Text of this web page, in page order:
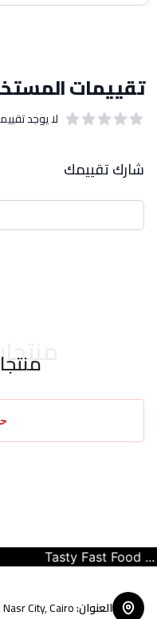
تقييمات
لا يوجد
شارك تقييمك
Tasty Fast Food ...
العنوان:
City, Cairo